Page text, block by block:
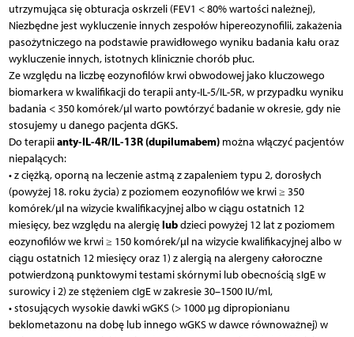
utrzymująca się obturacja oskrzeli (FEV1 < 80% wartości należnej),
Niezbędne jest wykluczenie innych zespołów hipereozynofilii, zakażenia
pasożytniczego na podstawie prawidłowego wyniku badania kału oraz
wykluczenie innych, istotnych klinicznie chorób płuc.
Ze względu na liczbę eozynofilów krwi obwodowej jako kluczowego
biomarkera w kwalifikacji do terapii anty-IL-5/IL-5R, w przypadku wyniku
badania < 350 komórek/µl warto powtórzyć badanie w okresie, gdy nie
stosujemy u danego pacjenta dGKS.
Do terapiianty-IL-4R/IL-13R (dupilumabem)można włączyć pacjentów
niepalących:
• z ciężką, oporną na leczenie astmą z zapaleniem typu 2, dorosłych
(powyżej 18. roku życia) z poziomem eozynofilów we krwi ≥ 350
komórek/µl na wizycie kwalifikacyjnej albo w ciągu ostatnich 12
miesięcy, bez względu na alergięlubdzieci powyżej 12 lat z poziomem
eozynofilów we krwi ≥ 150 komórek/µl na wizycie kwalifikacyjnej albo w
ciągu ostatnich 12 miesięcy oraz 1) z alergią na alergeny całoroczne
potwierdzoną punktowymi testami skórnymi lub obecnością sIgE w
surowicy i 2) ze stężeniem cIgE w zakresie 30–1500 IU/ml,
• stosujących wysokie dawki wGKS (> 1000 µg dipropionianu
beklometazonu na dobę lub innego wGKS w dawce równoważnej) w